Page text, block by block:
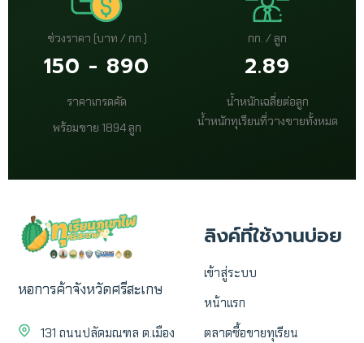
ช่วงราคา (บาท / กก.)
150 - 890
ราคาเกรดคัด
พร้อมขาย 1894 ลูก
กก. / ลูก
2.89
น้ำหนักเฉลี่ยต่อลูก
น้ำหนักทุเรียนที่วางขายทั้งหมด
หอการค้าจังหวัดศรีสะเกษ
131 ถนนปลัดมณฑล ต.เมือง
ลิงค์ที่ใช้งานบ่อย
เข้าสู่ระบบ
หน้าแรก
ตลาดซื้อขายทุเรียน